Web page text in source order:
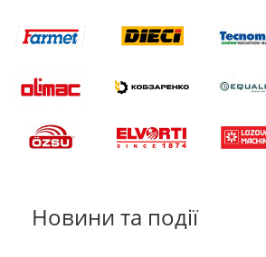
Новини та події